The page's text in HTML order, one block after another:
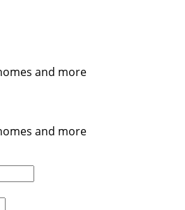
and more
and more